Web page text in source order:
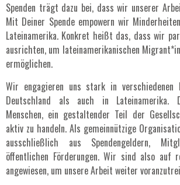
Spenden trägt dazu bei, dass wir unserer
Mit Deiner Spende empowern wir
Lateinamerika. Konkret heißt das, dass wir
ausrichten, um lateinamerikanischen
ermöglichen.
Wir engagieren uns stark in verschiedenen
Deutschland als auch in Lateinamerika.
Menschen, ein gestaltender Teil der
aktiv zu handeln. Als gemeinnützige
ausschließlich aus Spendengeldern,
öffentlichen Förderungen. Wir sind also auf
angewiesen, um unsere Arbeit weiter